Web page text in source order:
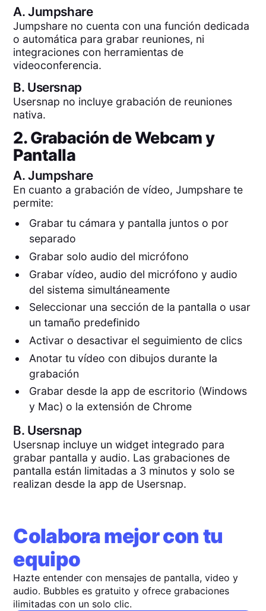
A.Jumpshare
Jumpshare no cuenta con una función dedicada
o automática para grabar reuniones, ni
integraciones con herramientas de
videoconferencia.
B. Usersnap
Usersnap no incluye grabación de reuniones
nativa.
2. Grabación de Webcam y
Pantalla
A.Jumpshare
En cuanto a grabación de vídeo, Jumpshare te
permite:
Grabar tu cámara y pantalla juntos o por
separado
Grabar solo audio del micrófono
Grabar vídeo, audio del micrófono y audio
del sistema simultáneamente
Seleccionar una sección de la pantalla o usar
un tamaño predefinido
Activar o desactivar el seguimiento de clics
Anotar tu vídeo con dibujos durante la
grabación
Grabar desde la app de escritorio (Windows
y Mac) o la extensión de Chrome
B. Usersnap
Usersnap incluye un widget integrado para
grabar pantalla y audio. Las grabaciones de
pantalla están limitadas a 3 minutos y solo se
realizan desde la app de Usersnap.
Colabora mejor con tu
equipo
Hazte entender con mensajes de pantalla, video y
audio. Bubbles es gratuito y ofrece grabaciones
ilimitadas con un solo clic.